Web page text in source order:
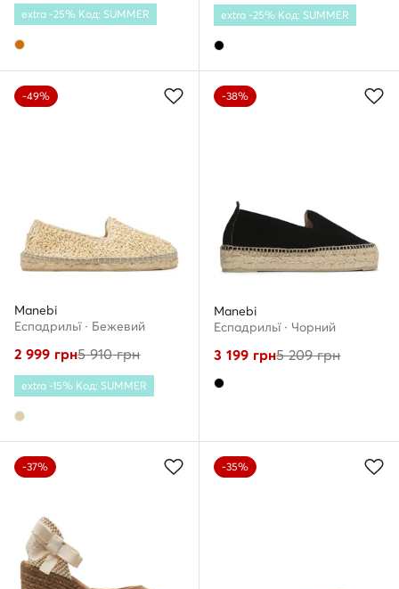
extra -25% Код: SUMMER extra -25% Код: SUMMER
-49%
Manebi
Еспадрильї · Бежевий
2 999 грн5 910грн
extra -15% Код: SUMMER
-38%
Manebi
Еспадрильї · Чорний
3 199 грн5 209грн
-37% -35%